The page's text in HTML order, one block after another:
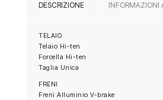
DESCRIZIONE INFORMAZIONI
TELAIO
Telaio Hi-ten
Forcella Hi-ten
Taglia Unica
FRENI
Freni Alluminio V-brake